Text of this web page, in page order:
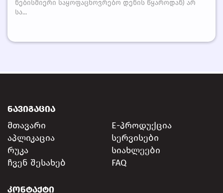
ნებისმიერი საყოფაცხოვრებო დენის წყაროდან) არ
სა...
ᲜᲐᲕᲘᲒᲐᲪᲘᲐ
მთავარი
E-პროდუქცია
აპლიკაცია
სერვისები
რუკა
სიახლეები
ჩვენ შესახებ
FAQ
ᲙᲝᲜᲢᲐᲥᲢᲘ